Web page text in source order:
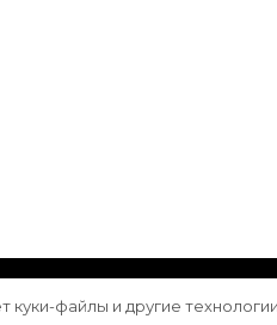
. Все права защищены.
куки-файлы и другие